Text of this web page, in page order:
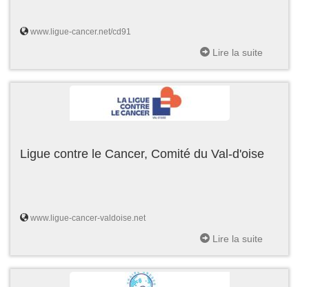
www.ligue-cancer.net/cd91
Lire la suite
Ligue contre le Cancer, Comité du Val-d'oise
www.ligue-cancer-valdoise.net
Lire la suite